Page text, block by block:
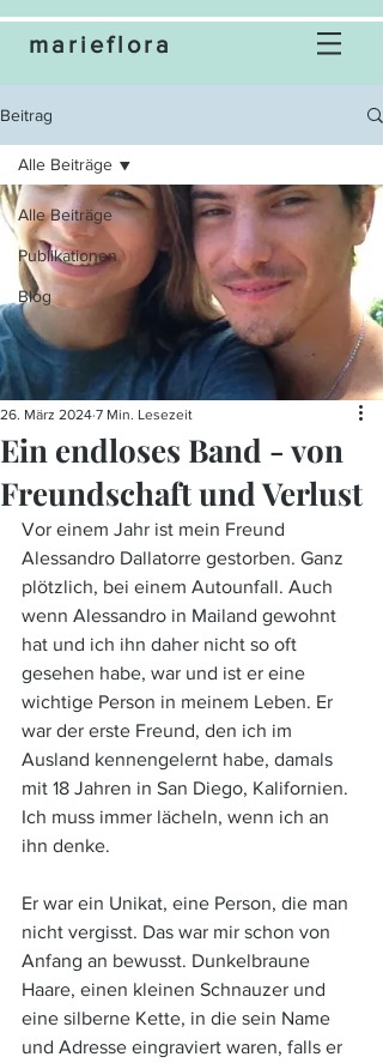
marieflora
Beitrag
Alle Beiträge
Publikationen
Blog
Alle Beiträge
Ein endloses Band - von
Freundschaft und Verlust
26. März 2024 7 Min. Lesezeit
Vor einem Jahr ist mein Freund
Alessandro Dallatorre gestorben. Ganz
plötzlich, bei einem Autounfall. Auch
wenn Alessandro in Mailand gewohnt
hat und ich ihn daher nicht so oft
gesehen habe, war und ist er eine
wichtige Person in meinem Leben. Er
war der erste Freund, den ich im
Ausland kennengelernt habe, damals
mit 18 Jahren in San Diego, Kalifornien.
Ich muss immer lächeln, wenn ich an
ihn denke.
Er war ein Unikat, eine Person, die man
nicht vergisst. Das war mir schon von
Anfang an bewusst. Dunkelbraune
Haare, einen kleinen Schnauzer und
eine silberne Kette, in die sein Name
und Adresse eingraviert waren, falls er